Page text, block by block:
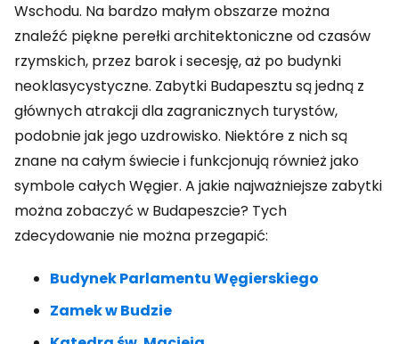
Wschodu. Na bardzo małym obszarze można
znaleźć piękne perełki architektoniczne od czasów
rzymskich, przez barok i secesję, aż po budynki
neoklasycystyczne. Zabytki Budapesztu są jedną z
głównych atrakcji dla zagranicznych turystów,
podobnie jak jego uzdrowisko. Niektóre z nich są
znane na całym świecie i funkcjonują również jako
symbole całych Węgier. A jakie najważniejsze zabytki
można zobaczyć w Budapeszcie? Tych
zdecydowanie nie można przegapić:
Budynek Parlamentu Węgierskiego
Zamek w Budzie